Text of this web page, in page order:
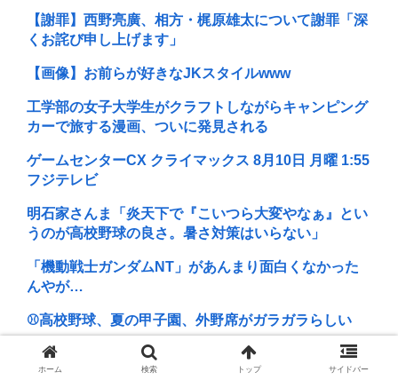
【謝罪】西野亮廣、相方・梶原雄太について謝罪「深
くお詫び申し上げます」
【画像】お前らが好きなJKスタイルwww
工学部の女子大学生がクラフトしながらキャンピング
カーで旅する漫画、ついに発見される
ゲームセンターCX クライマックス 8月10日 月曜 1:55
フジテレビ
明石家さんま「炎天下で『こいつら大変やなぁ』とい
うのが高校野球の良さ。暑さ対策はいらない」
「機動戦士ガンダムNT」があんまり面白くなかった
んやが…
⚾高校野球、夏の甲子園、外野席がガラガラらしい
彼氏がいないと謳いケツのデカさで売れてタワマンを
購入しプロゲーマーと結婚したグラドル、息子が
ホーム 検索 トップ サイドバー